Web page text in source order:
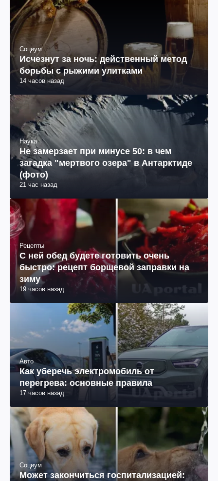
Социум
Исчезнут за ночь: действенный метод
борьбы с рыжими улитками
14 часов назад
Наука
Не замерзает при минусе 50: в чем
загадка "мертвого озера" в Антарктиде
(фото)
21 час назад
Рецепты
С ней обед будете готовить очень
быстро: рецепт борщевой заправки на
зиму
19 часов назад
Авто
Как уберечь электромобиль от
перегрева: основные правила
17 часов назад
Социум
Может закончиться госпитализацией: